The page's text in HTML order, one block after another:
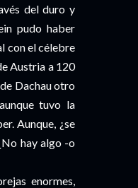
del duro y
pudo haber
con el célebre
Austria a 120
Dachau otro
tuvo la
Aunque, ¿se
hay algo -o
enormes,